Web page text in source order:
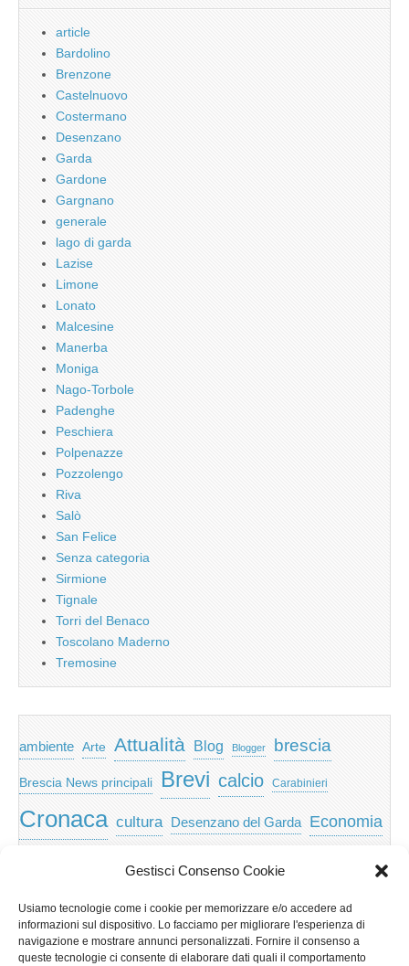
Gestisci Consenso Cookie
Usiamo tecnologie come i cookie per memorizzare e/o accedere ad
informazioni sul dispositivo. Lo facciamo per migliorare l'esperienza di
navigazione e mostrare annunci personalizzati. Fornire il consenso a
queste tecnologie ci consente di elaborare dati quali il comportamento
article
Bardolino
Brenzone
Castelnuovo
Costermano
Desenzano
Garda
Gardone
Gargnano
generale
lago di garda
Lazise
Limone
Lonato
Malcesine
Manerba
Moniga
Nago-Torbole
Padenghe
Peschiera
Polpenazze
Pozzolengo
Riva
Salò
San Felice
Senza categoria
Sirmione
Tignale
Torri del Benaco
Toscolano Maderno
Tremosine
ambiente Arte Attualità Blog Blogger brescia
Brescia News principali Brevi calcio Carabinieri
Cronaca cultura Desenzano del Garda Economia
lago di garda Musica Nera news Notizie
Notizie dal Garda Notizie Lombardia